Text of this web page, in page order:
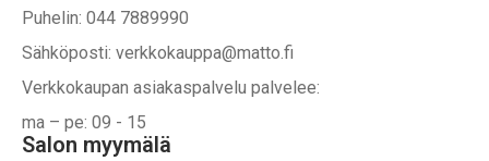
Puhelin: 044 7889990
Sähköposti: verkkokauppa@matto.fi
Verkkokaupan asiakaspalvelu palvelee:
ma – pe: 09 - 15
Salon myymälä